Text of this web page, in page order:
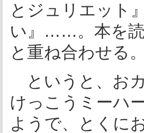
とジュリエット
い』……。本を読
と重ね合わせる。
というと、お
けっこうミーハ
ようで、とくに